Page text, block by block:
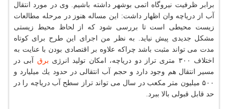
برابر ظرفیت نیروگاه اتمی بوشهر داشته باشیم. وی در مورد انتقال
آب از دریاچه وان اظهار داشت: این مساله هنوز در مرحله مطالعات
زیست محیطی است تا بررسی شود كه از لحاظ محیط زیستی
مشكل جدیدی پیش نیاید. به نظر من اجرای این طرح برای كوتاه
مدت می تواند مثبت باشد چراكه علاوه بر اقتصادی بودن با عنایت به
اختلاف ۳۰۰ متری تراز دو دریاچه، امكان تولید انرژی
برق آبی در
مسیر انتقال هم وجود دارد و حجم آب انتقالی در حدود یك میلیارد و
۵۰۰ میلیون متر مكعب در سال می تواند تراز سطح آب دریاچه را در
حد قابل قبولی بالا ببرد.